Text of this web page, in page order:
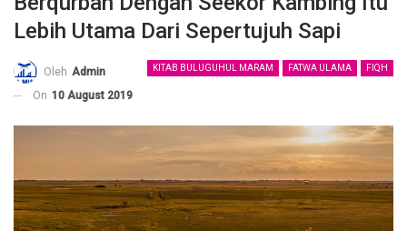
Lebih Utama Dari Sepertujuh Sapi
KITAB BULUGUHUL MARAM FATWA ULAMA FIQH
Oleh Admin
On 10 August 2019